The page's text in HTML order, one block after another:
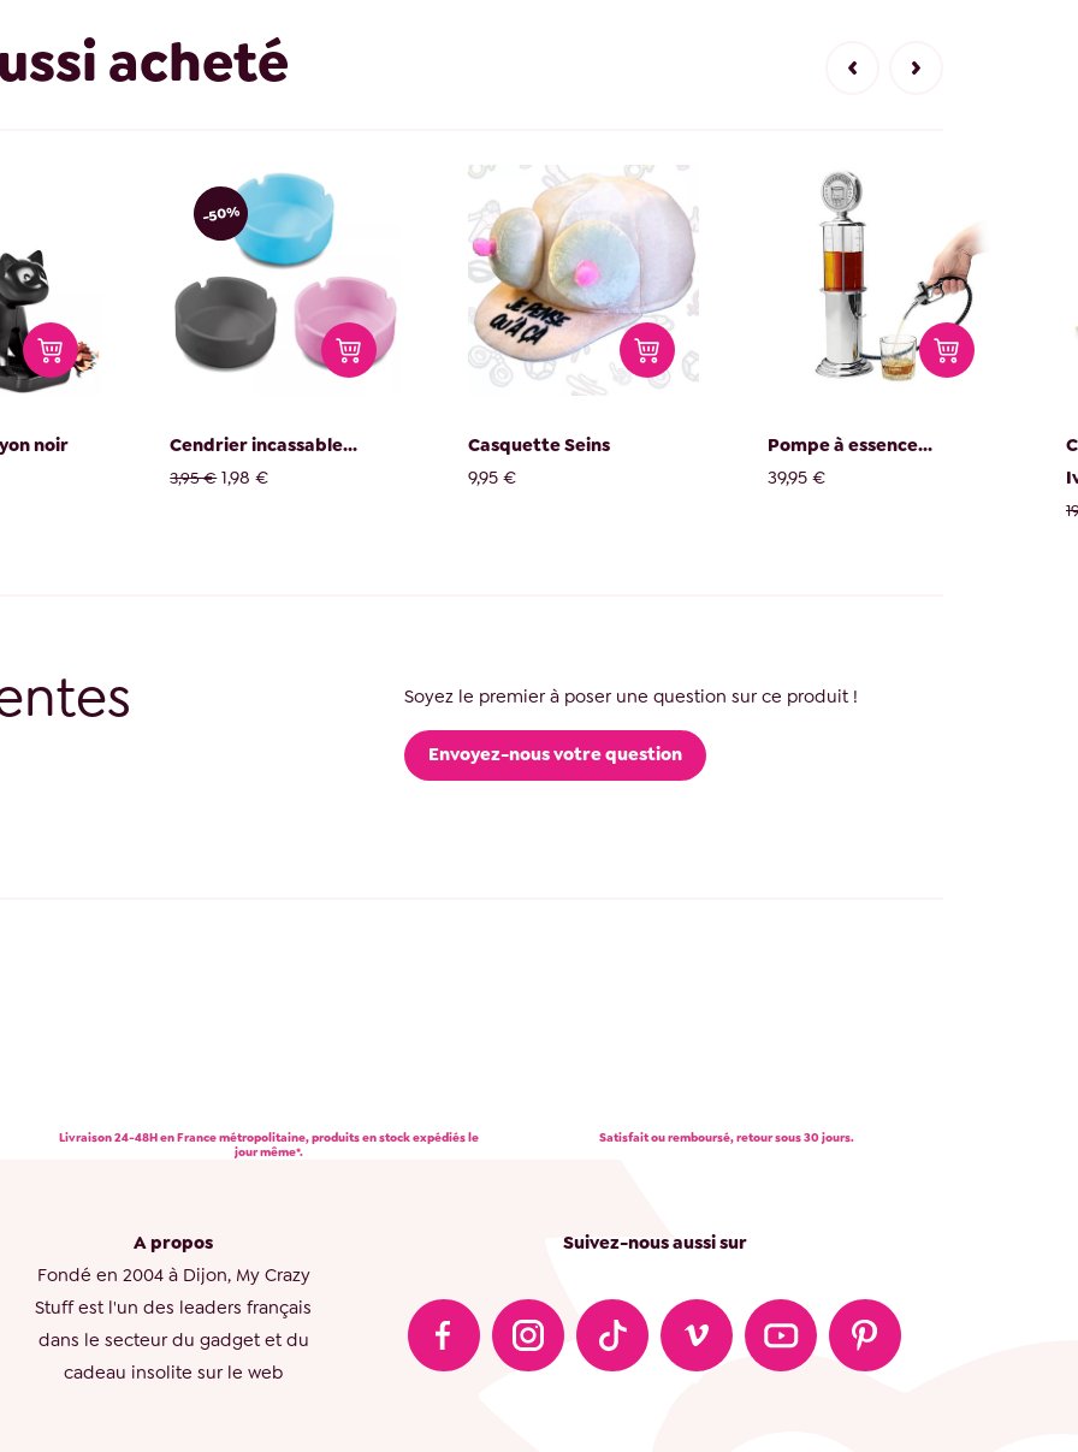
acheté
noir
-50%
Cendrier incassable...
3,95 € 1,98 €
Casquette Seins
9,95 €
Pompe à essence...
39,95 €
Soyez le premier à poser une question sur ce produit !
Envoyez-nous votre question
Livraison 24-48H en France métropolitaine, produits en stock expédiés le
jour même*.
Satisfait ou remboursé, retour sous 30 jours.
A propos
Fondé en 2004 à Dijon, My Crazy
Stuff est l'un des leaders français
dans le secteur du gadget et du
cadeau insolite sur le web
Suivez-nous aussi sur